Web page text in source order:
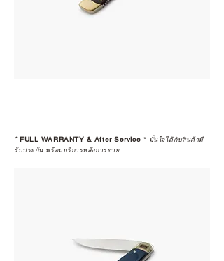
*FULL WARRANTY & After Service * มั่นใจได้กับสินค้ามี
รับประกัน พร้อมบริการหลังการขาย